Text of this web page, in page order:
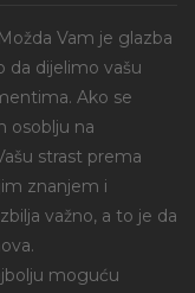
Vam je glazba
da dijelimo vašu
Ako se
osoblju na
strast prema
znanjem i
važno, a to je da
moguću